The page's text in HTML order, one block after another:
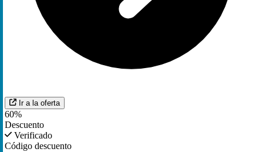
Ir a la oferta
60%
Descuento
Verificado
Código descuento